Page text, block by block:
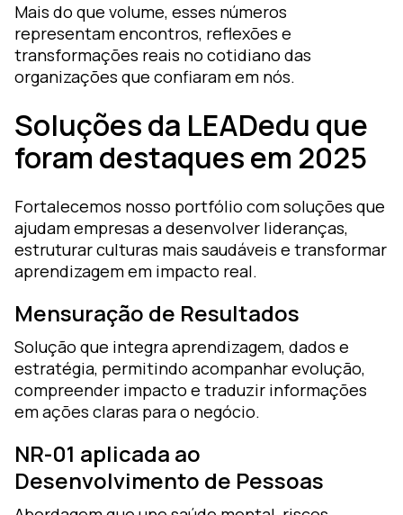
Mais do que volume, esses números
representam encontros, reflexões e
transformações reais no cotidiano das
organizações que confiaram em nós.
Soluções da LEADedu que
foram destaques em 2025
Fortalecemos nosso portfólio com soluções que
ajudam empresas a desenvolver lideranças,
estruturar culturas mais saudáveis e transformar
aprendizagem em impacto real.
Mensuração de Resultados
Solução que integra aprendizagem, dados e
estratégia, permitindo acompanhar evolução,
compreender impacto e traduzir informações
em ações claras para o negócio.
NR-01 aplicada ao
Desenvolvimento de Pessoas